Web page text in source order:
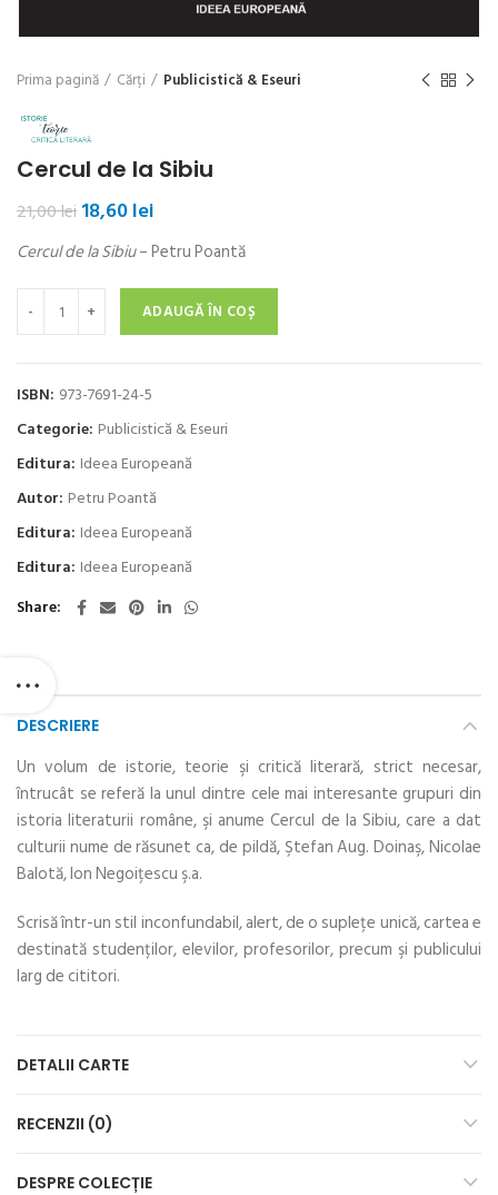
Prima pagină Cărți Publicistică & Eseuri
Cercul de la Sibiu
21,00leiPrețul
a
fost:
21,00 lei.
18,60lei
este:
18,60 lei.
Cercul de la Sibiu– Petru Poantă
Cantitate Cercul de la Sibiu
ADAUGĂ ÎN COȘ
ISBN: 973-7691-24-5
Categorie: Publicistică & Eseuri
Editura: Ideea Europeană
Autor: Petru Poantă
Editura: Ideea Europeană
Editura: Ideea Europeană
Share
DESCRIERE
Un volum de istorie, teorie şi critică literară, strict necesar,
întrucât se referă la unul dintre cele mai interesante grupuri din
istoria literaturii române, şi anume Cercul de la Sibiu, care a dat
culturii nume de răsunet ca, de pildă, Ştefan Aug. Doinaş, Nicolae
Balotă, Ion Negoiţescu ş.a.
Scrisă într-un stil inconfundabil, alert, de o supleţe unică, cartea e
destinată studenților, elevilor, profesorilor, precum şi publicului
larg de cititori.
DETALII CARTE
RECENZII (0)
DESPRE COLECȚIE